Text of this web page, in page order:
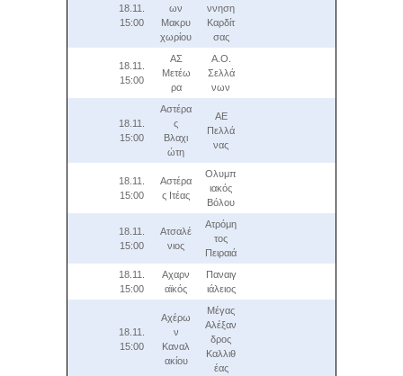
18.11.
15:00
ων
Μακρυ
χωρίου
ννηση
Καρδίτ
σας
18.11.
15:00
ΑΣ
Μετέω
ρα
Α.Ο.
Σελλά
νων
18.11.
15:00
Αστέρα
ς
Βλαχι
ώτη
ΑΕ
Πελλά
νας
18.11.
15:00
Αστέρα
ς Ιτέας
Ολυμπ
ιακός
Βόλου
18.11.
15:00
Ατσαλέ
νιος
Ατρόμη
τος
Πειραιά
18.11.
15:00
Αχαρν
αϊκός
Παναιγ
ιάλειος
18.11.
15:00
Αχέρω
ν
Καναλ
ακίου
Μέγας
Αλέξαν
δρος
Καλλιθ
έας